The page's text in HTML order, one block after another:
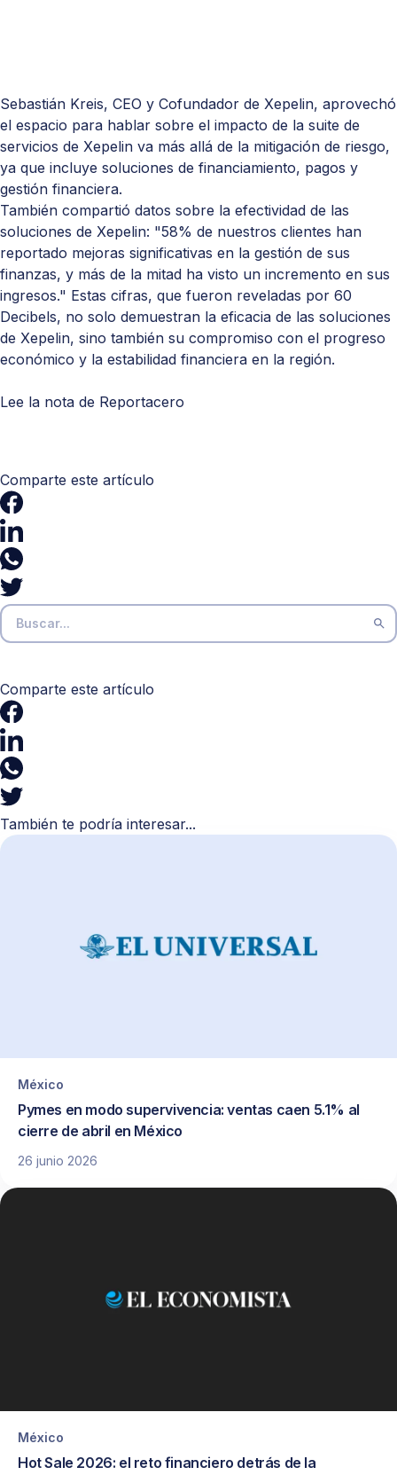
Sebastián Kreis, CEO y Cofundador de Xepelin, aprovechó
el espacio para hablar sobre el impacto de la suite de
servicios de Xepelin va más allá de la mitigación de riesgo,
ya que incluye soluciones de financiamiento, pagos y
gestión financiera.
También compartió datos sobre la efectividad de las
soluciones de Xepelin: "58% de nuestros clientes han
reportado mejoras significativas en la gestión de sus
finanzas, y más de la mitad ha visto un incremento en sus
ingresos." Estas cifras, que fueron reveladas por 60
Decibels, no solo demuestran la eficacia de las soluciones
de Xepelin, sino también su compromiso con el progreso
económico y la estabilidad financiera en la región.
Lee la nota de Reportacero
Comparte este artículo
Comparte este artículo
También te podría interesar...
México
Pymes en modo supervivencia: ventas caen 5.1% al
cierre de abril en México
26 junio 2026
México
Hot Sale 2026: el reto financiero detrás de la